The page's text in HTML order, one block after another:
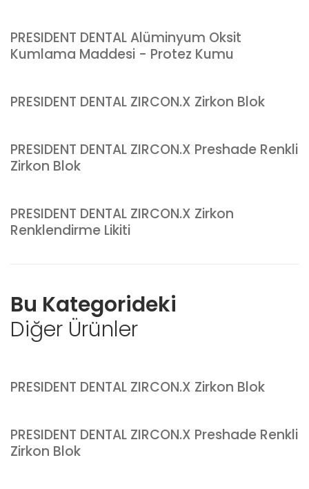
PRESIDENT DENTAL Alüminyum Oksit
Kumlama Maddesi - Protez Kumu
PRESIDENT DENTAL ZIRCON.X Zirkon Blok
PRESIDENT DENTAL ZIRCON.X Preshade Renkli
Zirkon Blok
PRESIDENT DENTAL ZIRCON.X Zirkon
Renklendirme Likiti
Bu Kategorideki
Diğer Ürünler
PRESIDENT DENTAL ZIRCON.X Zirkon Blok
PRESIDENT DENTAL ZIRCON.X Preshade Renkli
Zirkon Blok